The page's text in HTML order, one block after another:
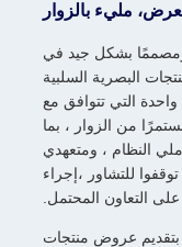
ومصممًا بشكل جيد في
البصرية السلبية
التي تتوافق مع
من الزوار ، بما
النظام ، ومتعهدي
للتشاور ،إجراء
على التعاون المحتمل.
بتقديم عروض منتجات